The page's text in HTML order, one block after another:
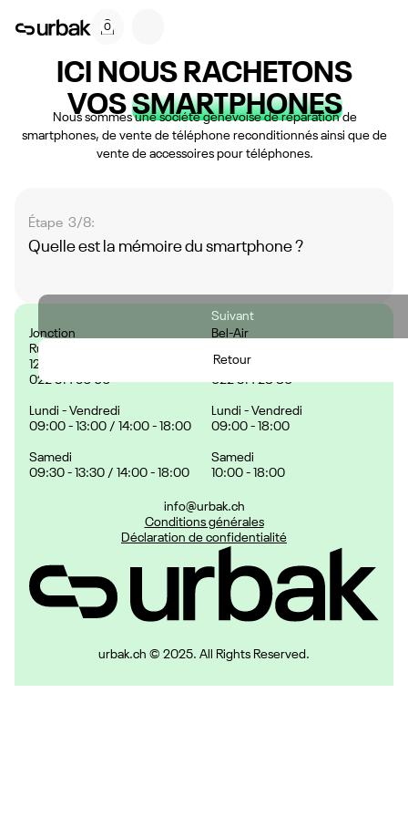
0
ICI NOUS RACHETONS
VOSSMARTPHONES
Nous sommes une société genevoise de réparation de
smartphones, de vente de téléphone reconditionnés ainsi que de
vente de accessoires pour téléphones.
Étape 3/8:
Quelle est la mémoire du smartphone ?
Retour
Suivant
Jonction
Rue des Deux-Ponts 29,
1205 Genève, Suisse
022 314 56 06
Lundi - Vendredi
09:00 - 13:00 / 14:00 - 18:00
Samedi
09:30 - 13:30 / 14:00 - 18:00
Bel-Air
1204 Genève, Suisse
022 314 28 80
Lundi - Vendredi
09:00 - 18:00
Samedi
10:00 - 18:00
info@urbak.ch
Conditions générales
Déclaration de confidentialité
urbak.ch © 2025. All Rights Reserved.